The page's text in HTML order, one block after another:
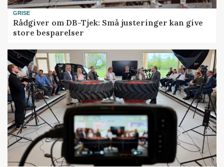
GRISE
Rådgiver om DB-Tjek: Små justeringer kan give
store besparelser